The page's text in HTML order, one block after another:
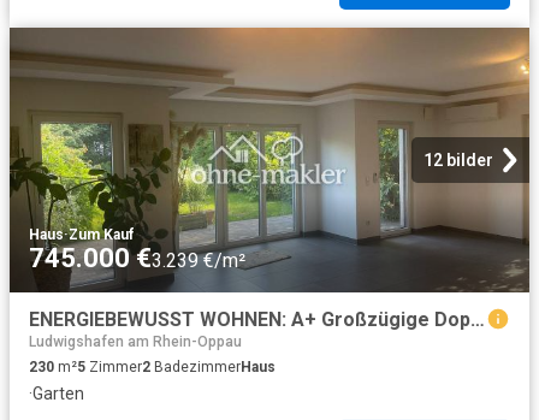
12 bilder
Haus·Zum Kauf
745.000 €3.239 €/m²
ENERGIEBEWUSST WOHNEN: A+ Großzügige Doppelhaushälfte in Ludwigshafen KEINE MAKLER PROVISION!
Ludwigshafen am Rhein-Oppau
230 m²5 Zimmer2 BadezimmerHaus
·Garten